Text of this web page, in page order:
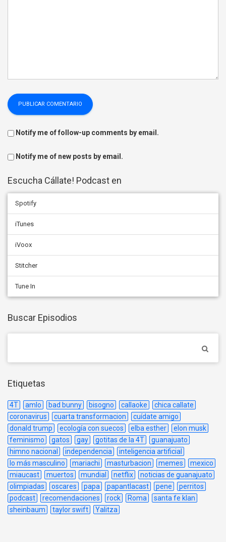
Notify me of follow-up comments by email.
Notify me of new posts by email.
Escucha Cállate! Podcast en
Spotify
iTunes
iVoox
Stitcher
Tune In
Buscar Episodios
Etiquetas
4T amlo bad bunny bisogno callaoke
chica callate
coronavirus
cuarta transformacion
cuídate amigo
donald trump
ecología con suecos elba esther
elon musk
feminismo
gatos gay gotitas de la 4T
guanajuato
himno nacional
independencia
inteligencia artificial
lo más masculino
mariachi masturbacion memes
mexico
miaucast
muertos mundial netflix
noticias de guanajuato
olimpiadas
oscares papa papantlacast pene
perritos
podcast
recomendaciones rock Roma
santa fe klan
sheinbaum
taylor swift Yalitza